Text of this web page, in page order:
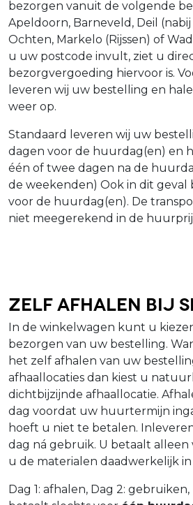
bezorgen vanuit de volgende
Apeldoorn, Barneveld, Deil
Ochten, Markelo (Rijssen) of
u uw postcode invult, ziet u
bezorgvergoeding hiervoor is.
leveren wij uw bestelling en
weer op.
Standaard leveren wij uw
dagen voor de huurdag(en) en
één of twee dagen na de
de weekenden) Ook in dit geval
voor de huurdag(en). De
niet meegerekend in de
Zelf afhalen bij
In de winkelwagen kunt u
bezorgen van uw bestelling.
het zelf afhalen van uw
afhaallocaties dan kiest u
dichtbijzijnde afhaallocatie.
dag voordat uw huurtermijn
hoeft u niet te betalen.
dag ná gebruik. U betaalt alleen
u de materialen daadwerkelijk
Dag 1: afhalen, Dag 2: